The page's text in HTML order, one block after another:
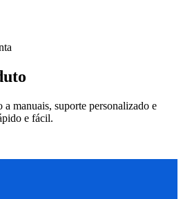
a manuais, suporte personalizado e
e fácil.